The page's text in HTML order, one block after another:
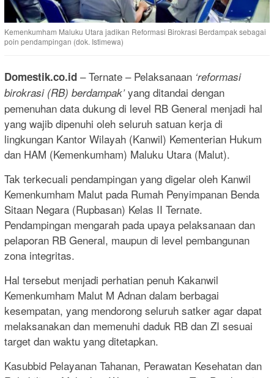
Kemenkumham Maluku Utara jadikan Reformasi Birokrasi Berdampak sebagai
poin pendampingan (dok. Istimewa)
Domestik.co.id – Ternate – Pelaksanaan ‘reformasi
birokrasi (RB) berdampak’yang ditandai dengan
pemenuhan data dukung di level RB General menjadi hal
yang wajib dipenuhi oleh seluruh satuan kerja di
lingkungan Kantor Wilayah (Kanwil) Kementerian Hukum
dan HAM (Kemenkumham) Maluku Utara (Malut).
Tak terkecuali pendampingan yang digelar oleh Kanwil
Kemenkumham Malut pada Rumah Penyimpanan Benda
Sitaan Negara (Rupbasan) Kelas II Ternate.
Pendampingan mengarah pada upaya pelaksanaan dan
pelaporan RB General, maupun di level pembangunan
zona integritas.
Hal tersebut menjadi perhatian penuh Kakanwil
Kemenkumham Malut M Adnan dalam berbagai
kesempatan, yang mendorong seluruh satker agar dapat
melaksanakan dan memenuhi daduk RB dan ZI sesuai
target dan waktu yang ditetapkan.
Kasubbid Pelayanan Tahanan, Perawatan Kesehatan dan